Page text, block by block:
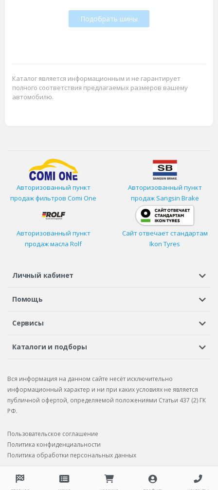
Подобрать шины
Каталог является информационным и не гарантирует
полного соответствия предлагаемых размеров вашему
автомобилю.
Авторизованный пункт
продаж фильтров Comi One
Авторизованный пункт
продаж Sangsin Brake
Авторизованный пункт
продаж масла Rolf
Сайт отвечает стандартам
Ikon Tyres
Личный кабинет
Регистрация или вход
Помощь
Шины в кредит
Сервисы
Автосервисы
Бонусная программа
Рекламации по услугам
Каталоги и подборы
Подбор запчастей
Каталог запчастей
Вся информация на данном сайте несёт исключительно
информационный характер и ни при каких условиях не является
публичной офертой, определяемой положениями Статьи 437 (2) ГК
РФ.
Пользовательское соглашение
Политика конфиденциальности
Политика обработки персональных данных